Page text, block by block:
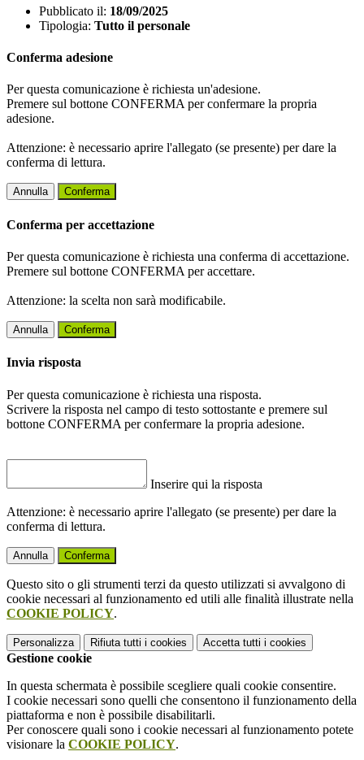
Pubblicato il: 18/09/2025
Tipologia: Tutto il personale
Conferma adesione
Per questa comunicazione è richiesta un'adesione.
Premere sul bottone CONFERMA per confermare la propria
adesione.
Attenzione: è necessario aprire l'allegato (se presente) per dare la
conferma di lettura.
Annulla Conferma
Conferma per accettazione
Per questa comunicazione è richiesta una conferma di accettazione.
Premere sul bottone CONFERMA per accettare.
Attenzione: la scelta non sarà modificabile.
Annulla Conferma
Invia risposta
Per questa comunicazione è richiesta una risposta.
Scrivere la risposta nel campo di testo sottostante e premere sul
bottone CONFERMA per confermare la propria adesione.
Inserire qui la risposta
Attenzione: è necessario aprire l'allegato (se presente) per dare la
conferma di lettura.
Annulla Conferma
Questo sito o gli strumenti terzi da questo utilizzati si avvalgono di
cookie necessari al funzionamento ed utili alle finalità illustrate nella
COOKIE POLICY.
Personalizza Rifiuta tutti i cookies Accetta tutti i cookies
Gestione cookie
In questa schermata è possibile scegliere quali cookie consentire.
I cookie necessari sono quelli che consentono il funzionamento della
piattaforma e non è possibile disabilitarli.
Per conoscere quali sono i cookie necessari al funzionamento potete
visionare la COOKIE POLICY.